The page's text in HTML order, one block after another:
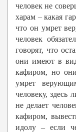
человек не
харам – какая
что он умрет
человек
говорят, что
они имеют в
кафиром, но
умрет
человеку, здесь
не делает
кафиром,
идолу – если